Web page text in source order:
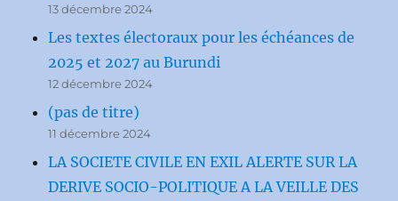
13 décembre 2024
Les textes électoraux pour les échéances de
2025 et 2027 au Burundi
12 décembre 2024
(pas de titre)
11 décembre 2024
LA SOCIETE CIVILE EN EXIL ALERTE SUR LA
DERIVE SOCIO-POLITIQUE A LA VEILLE DES